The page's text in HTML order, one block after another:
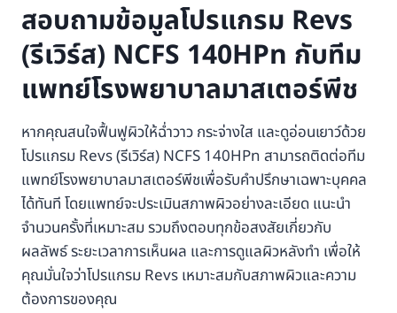
สอบถามข้อมูลโปรแกรม Revs
(รีเวิร์ส) NCFS 140HPn กับทีม
แพทย์โรงพยาบาลมาสเตอร์พีช
หากคุณสนใจฟื้นฟูผิวให้ฉ่ำวาว กระจ่างใส และดูอ่อนเยาว์ด้วย
โปรแกรม Revs (รีเวิร์ส) NCFS 140HPn สามารถติดต่อทีม
แพทย์โรงพยาบาลมาสเตอร์พีชเพื่อรับคำปรึกษาเฉพาะบุคคล
ได้ทันที โดยแพทย์จะประเมินสภาพผิวอย่างละเอียด แนะนำ
จำนวนครั้งที่เหมาะสม รวมถึงตอบทุกข้อสงสัยเกี่ยวกับ
ผลลัพธ์ ระยะเวลาการเห็นผล และการดูแลผิวหลังทำ เพื่อให้
คุณมั่นใจว่าโปรแกรม Revs เหมาะสมกับสภาพผิวและความ
ต้องการของคุณ